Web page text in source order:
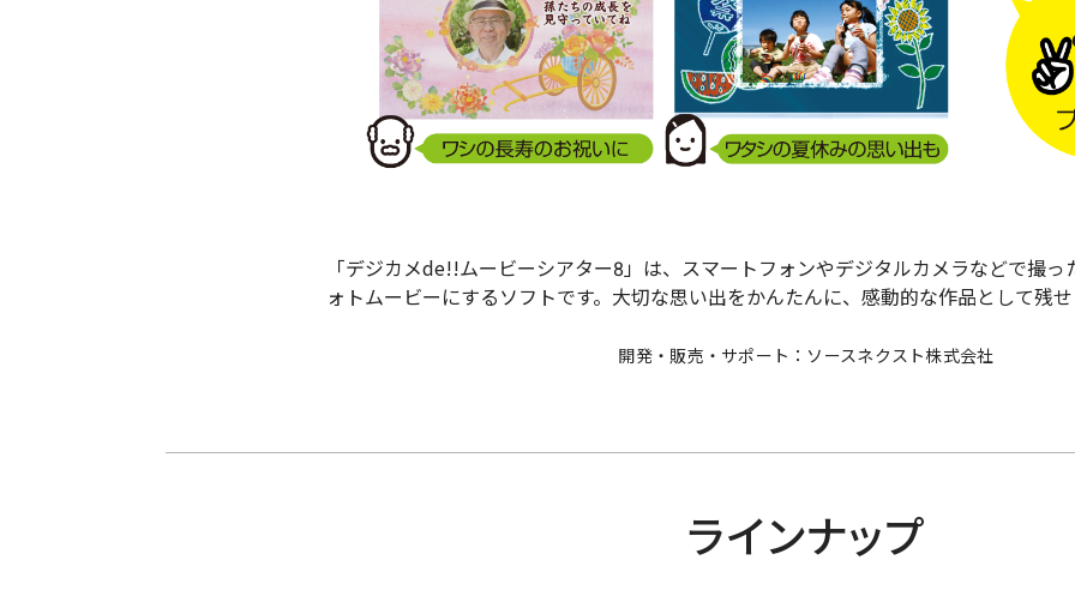
「デジカメde!!ムービーシアター8」は、スマートフォンやデジタルカメラなどで撮
ォトムービーにするソフトです。大切な思い出をかんたんに、感動的な作品として残
開発・販売・サポート：ソースネクスト株式会社
ラインナップ